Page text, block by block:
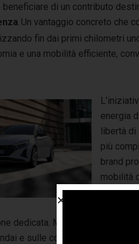
di un contributo
Un vantaggio concreto che
fin dai primi chilometri
e una mobilità efficiente,
energia
libertà di
più
brand
mobilità
dedicata. Maggiori
e sulle condizioni